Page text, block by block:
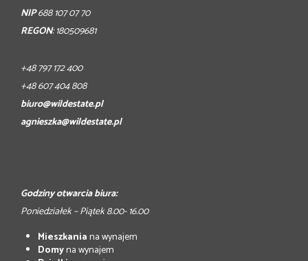
NIP688 107 07 70
REGON: 180509681
+48 797 172 400
+48 607 404 808
biuro@wildestate.pl
agnieszka@wildestate.pl
Godziny otwarcia biura:
Poniedziałek – Piątek 8.00- 16.00
Mieszkaniana wynajem
Domyna wynajem